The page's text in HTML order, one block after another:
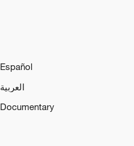
Español
العربية
Documentary